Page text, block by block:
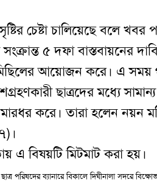
চেষ্টা চালিয়েছে বলে খবর
৫ দফা বাস্তবায়নের
আয়োজন করে। এ সময়
ছাত্রদের মধ্যে
করে। তারা হলেন নয়ন
এ বিষয়টি মিটমাট করা হয়।
পরিষদের ব্যানারে বিকালে দিঘীনালা সদরে বিক্ষোভ